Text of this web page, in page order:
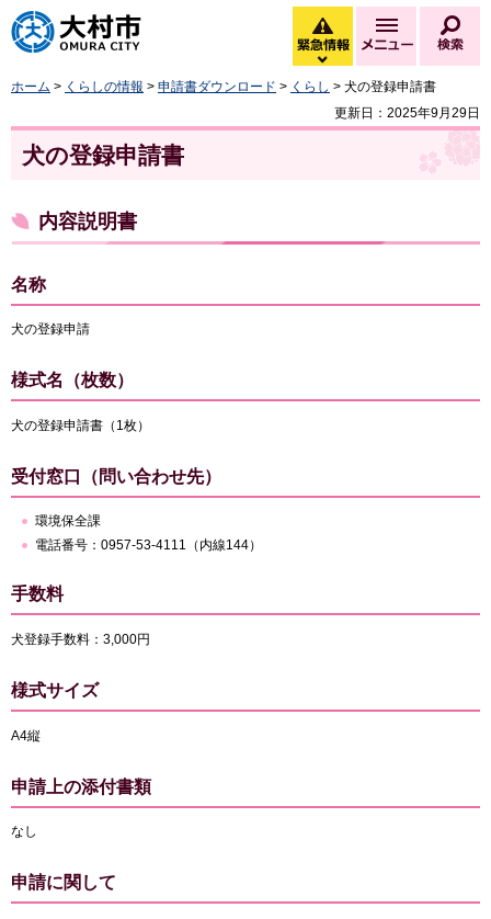
大村市
緊急情報
緊急情報を開く
メニュー
ホーム > くらしの情報 > 申請書ダウンロード > くらし > 犬の登録申請書
更新日：2025年9月29日
犬の登録申請書
内容説明書
名称
犬の登録申請
様式名（枚数）
犬の登録申請書（1枚）
受付窓口（問い合わせ先）
環境保全課
電話番号：0957-53-4111（内線144）
手数料
犬登録手数料：3,000円
様式サイズ
A4縦
申請上の添付書類
なし
申請に関して